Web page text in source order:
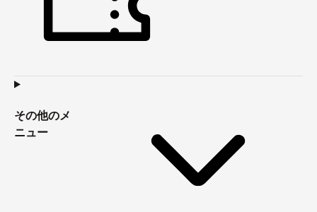
その他のメ
ニュー